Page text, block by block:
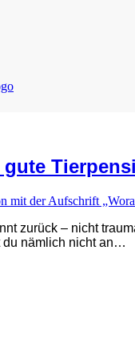
zurück – nicht
du nämlich nicht an…